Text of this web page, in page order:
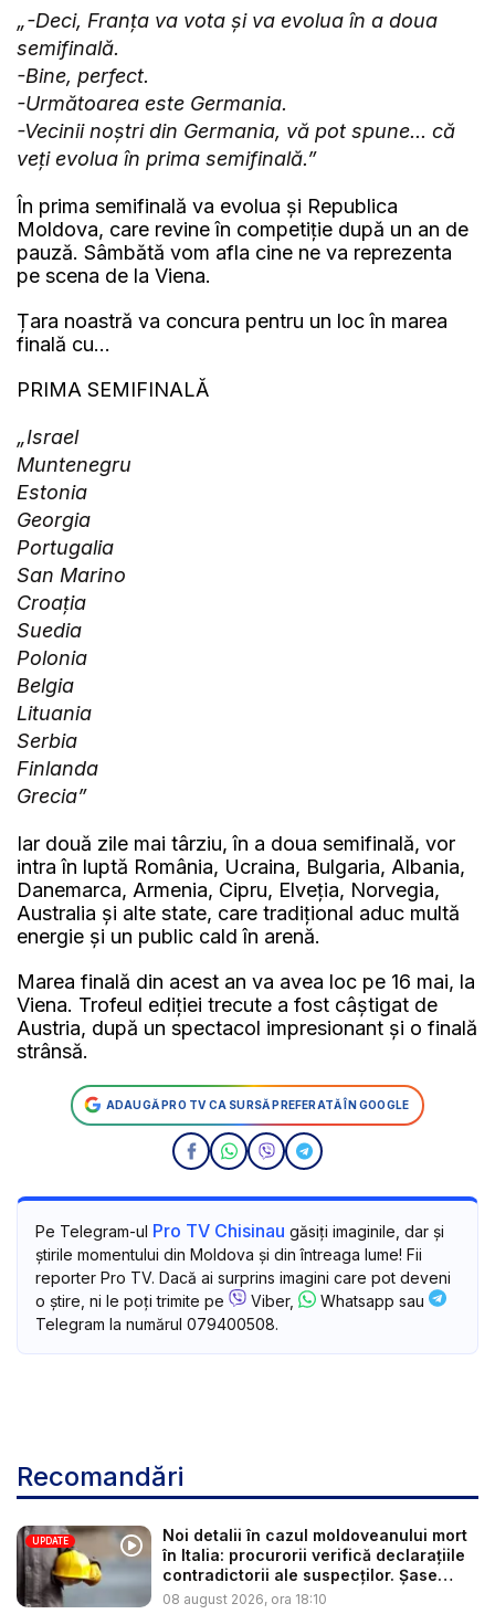
„-Deci, Franța va vota și va evolua în a doua
semifinală.
-Bine, perfect.
-Următoarea este Germania.
-Vecinii noștri din Germania, vă pot spune... că
veți evolua în prima semifinală.”
În prima semifinală va evolua și Republica
Moldova, care revine în competiție după un an de
pauză. Sâmbătă vom afla cine ne va reprezenta
pe scena de la Viena.
Țara noastră va concura pentru un loc în marea
finală cu...
PRIMA SEMIFINALĂ
„Israel
Muntenegru
Estonia
Georgia
Portugalia
San Marino
Croația
Suedia
Polonia
Belgia
Lituania
Serbia
Finlanda
Grecia”
Iar două zile mai târziu, în a doua semifinală, vor
intra în luptă România, Ucraina, Bulgaria, Albania,
Danemarca, Armenia, Cipru, Elveția, Norvegia,
Australia și alte state, care tradițional aduc multă
energie și un public cald în arenă.
Marea finală din acest an va avea loc pe 16 mai, la
Viena. Trofeul ediției trecute a fost câștigat de
Austria, după un spectacol impresionant și o finală
strânsă.
ADAUGĂ PRO TV CA SURSĂ PREFERATĂ ÎN GOOGLE
Pe Telegram-ul Pro TV Chisinau găsiți imaginile, dar și
știrile momentului din Moldova și din întreaga lume! Fii
reporter Pro TV. Dacă ai surprins imagini care pot deveni
o știre, ni le poți trimite pe
Viber,
Whatsapp sau
Telegram la numărul 079400508.
Recomandări
UPDATE
Noi detalii în cazul moldoveanului mort
în Italia: procurorii verifică declarațiile
contradictorii ale suspecților. Șase
per...
08 august 2026, ora 18:10